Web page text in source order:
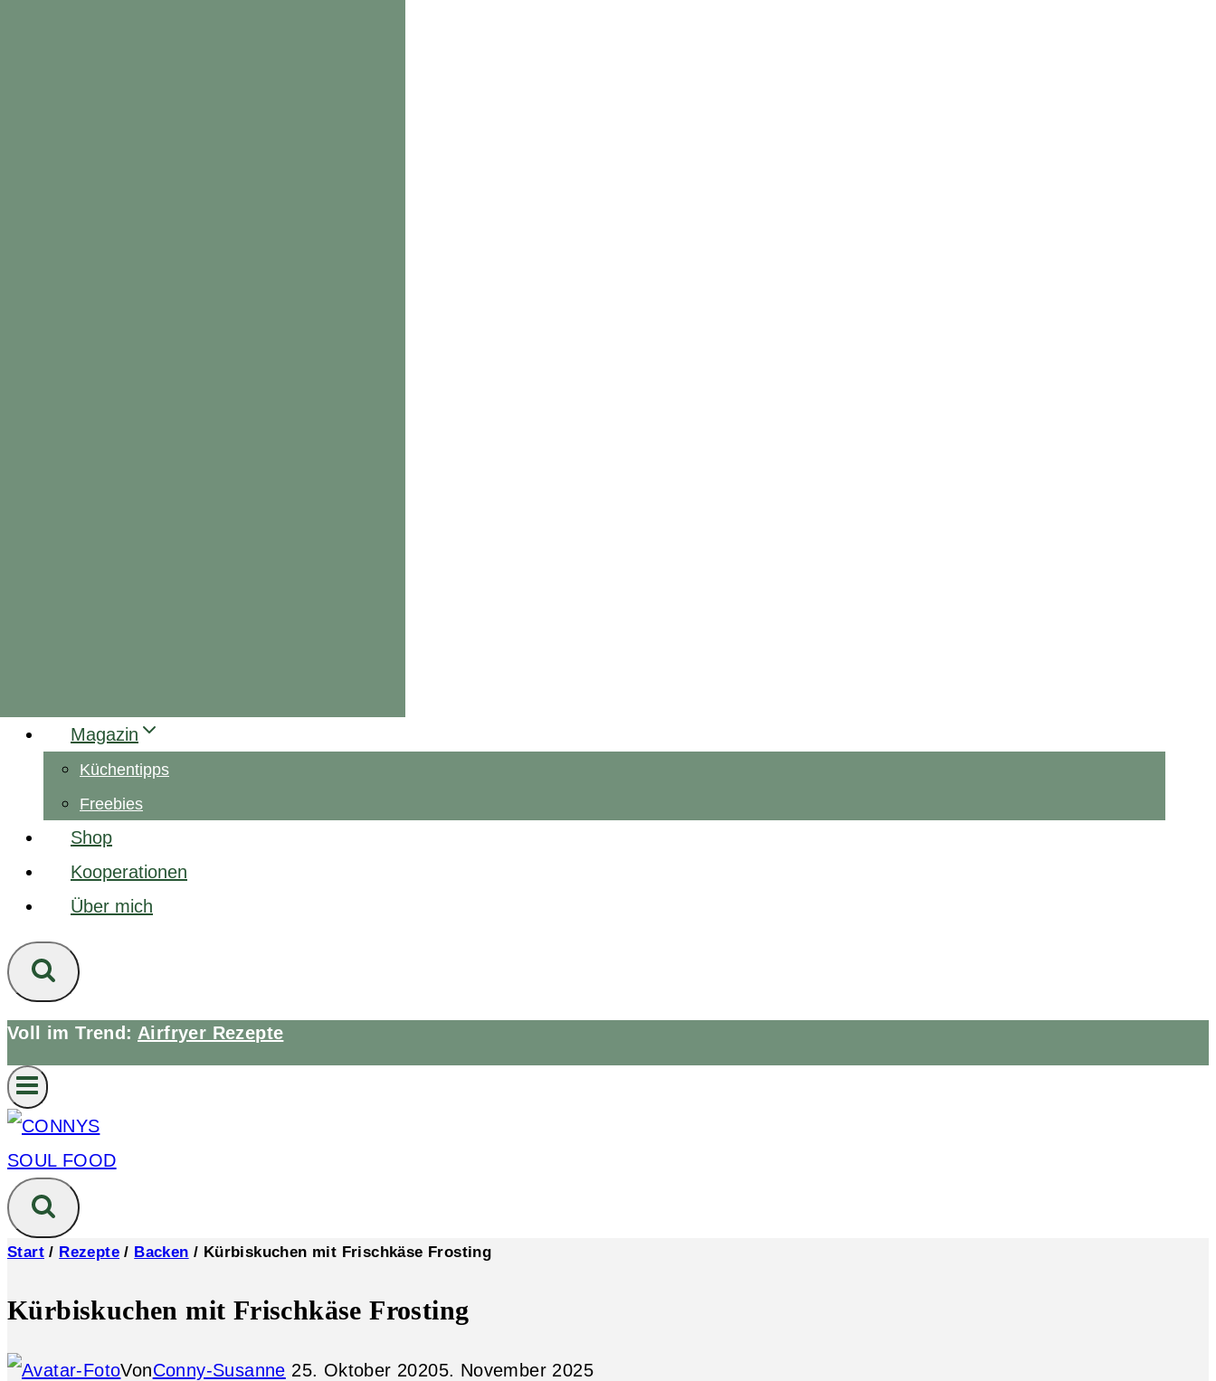
Magazin
Küchentipps
Freebies
Shop
Kooperationen
Über mich
Voll im Trend: Airfryer Rezepte
Start / Rezepte / Backen / Kürbiskuchen mit Frischkäse Frosting
Kürbiskuchen mit Frischkäse Frosting
VonConny-Susanne 25. Oktober 20205. November 2025